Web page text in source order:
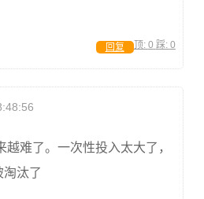
顶: 0 踩: 0
回复
难了。一次性投入太大了，
汰了